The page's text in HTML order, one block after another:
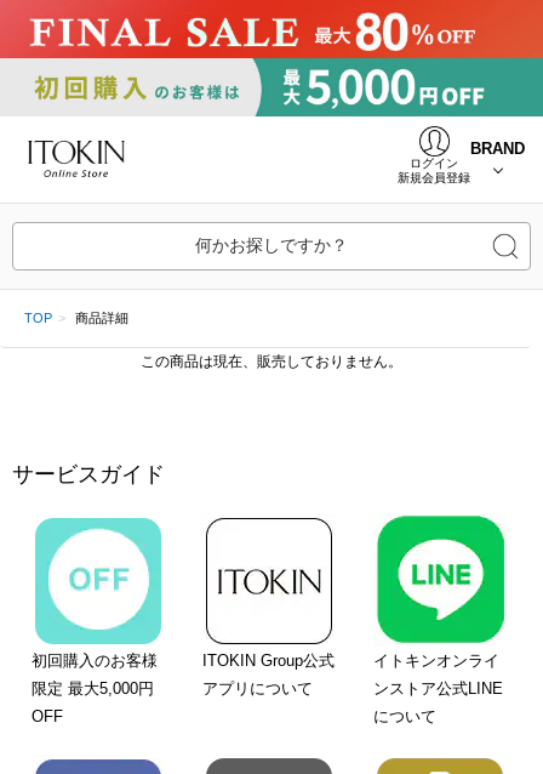
ログイン
新規会員登録
BRAND
何かお探しですか？
TOP 商品詳細
この商品は現在、販売しておりません。
サービスガイド
初回購入のお客様
限定 最大5,000円
OFF
ITOKIN Group公式
アプリについて
イトキンオンライ
ンストア公式LINE
について